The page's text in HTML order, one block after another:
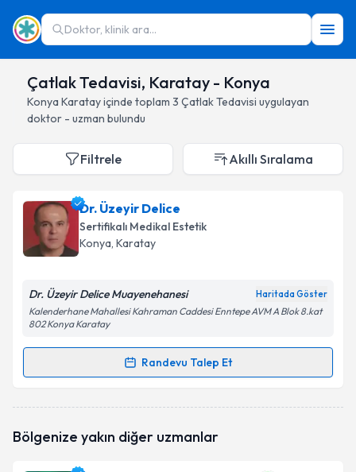
Doktor, klinik ara...
Çatlak Tedavisi, Karatay - Konya
Konya Karatayiçinde toplam 3 Çatlak Tedavisi uygulayan
doktor - uzman bulundu
Filtrele Akıllı Sıralama
Dr. Üzeyir Delice
Sertifikalı Medikal Estetik
Konya, Karatay
Dr. Üzeyir Delice Muayenehanesi Haritada Göster
Kalenderhane Mahallesi Kahraman Caddesi Enntepe AVM A Blok 8.kat
802 Konya Karatay
Randevu Talep Et
Randevu Takvimi Talebi
oluşturun. Size bu uzmandan randevu almanız için bir
Bölgenize yakın diğer uzmanlar